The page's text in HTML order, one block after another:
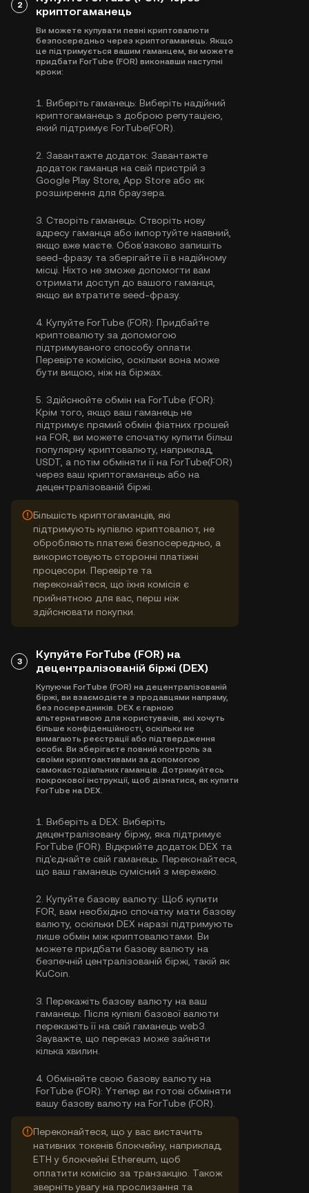
2
криптогаманець
Ви можете купувати певні криптовалюти
безпосередньо через криптогаманець. Якщо
це підтримується вашим гаманцем, ви можете
придбати ForTube (FOR) виконавши наступні
кроки:
1. Виберіть гаманець: Виберіть надійний
криптогаманець з доброю репутацією,
який підтримує ForTube(FOR).
2. Завантажте додаток: Завантажте
додаток гаманця на свій пристрій з
Google Play Store, App Store або як
розширення для браузера.
3. Створіть гаманець: Створіть нову
адресу гаманця або імпортуйте наявний,
якщо вже маєте. Обов'язково запишіть
seed-фразу та зберігайте її в надійному
місці. Ніхто не зможе допомогти вам
отримати доступ до вашого гаманця,
якщо ви втратите seed-фразу.
4. Купуйте ForTube (FOR): Придбайте
криптовалюту за допомогою
підтримуваного способу оплати.
Перевірте комісію, оскільки вона може
бути вищою, ніж на біржах.
5. Здійснюйте обмін на ForTube (FOR):
Крім того, якщо ваш гаманець не
підтримує прямий обмін фіатних грошей
на FOR, ви можете спочатку купити більш
популярну криптовалюту, наприклад,
USDT, а потім обміняти її на ForTube(FOR)
через ваш криптогаманець або на
децентралізованій біржі.
Більшість криптогаманців, які
підтримують купівлю криптовалют, не
обробляють платежі безпосередньо, а
використовують сторонні платіжні
процесори. Перевірте та
переконайтеся, що їхня комісія є
прийнятною для вас, перш ніж
здійснювати покупки.
3
Купуйте ForTube (FOR) на
децентралізованій біржі (DEX)
Купуючи ForTube (FOR) на децентралізованій
біржі, ви взаємодієте з продавцями напряму,
без посередників. DEX є гарною
альтернативою для користувачів, які хочуть
більше конфіденційності, оскільки не
вимагають реєстрації або підтвердження
особи. Ви зберігаєте повний контроль за
своїми криптоактивами за допомогою
самокастодіальних гаманців. Дотримуйтесь
покрокової інструкції, щоб дізнатися, як купити
ForTube на DEX.
1. Виберіть a DEX: Виберіть
децентралізовану біржу, яка підтримує
ForTube (FOR). Відкрийте додаток DEX та
під'єднайте свій гаманець. Переконайтеся,
що ваш гаманець сумісний з мережею.
2. Купуйте базову валюту: Щоб купити
FOR, вам необхідно спочатку мати базову
валюту, оскільки DEX наразі підтримують
лише обмін між криптовалютами. Ви
можете придбати базову валюту на
безпечній централізованій біржі, такій як
KuCoin.
3. Перекажіть базову валюту на ваш
гаманець: Після купівлі базової валюти
перекажіть її на свій гаманець web3.
Зауважте, що переказ може зайняти
кілька хвилин.
4. Обміняйте свою базову валюту на
ForTube (FOR): Yтепер ви готові обміняти
вашу базову валюту на ForTube (FOR).
Переконайтеся, що у вас вистачить
нативних токенів блокчейну, наприклад,
ETH у блокчейні Ethereum, щоб
оплатити комісію за транзакцію. Також
зверніть увагу на прослизання та